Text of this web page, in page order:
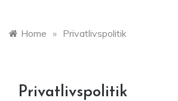
Home » Privatlivspolitik
Privatlivspolitik